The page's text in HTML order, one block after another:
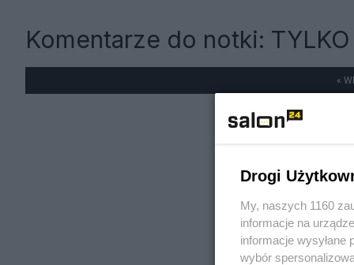
Komentarze do notki:
«
Drogi
My, naszych 1160
informacje na
informacje wysyłane
wybór